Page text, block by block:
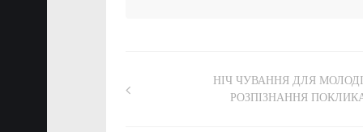
НІЧ ЧУВАННЯ ДЛЯ
РОЗПІЗНАННЯ